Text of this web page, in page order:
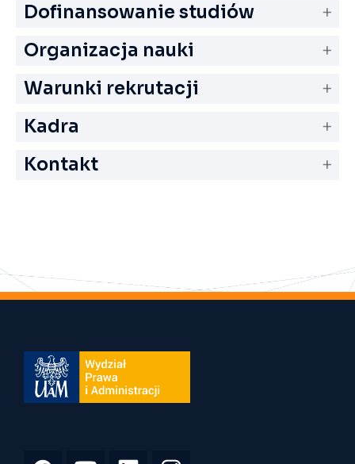
Dofinansowanie studiów
Organizacja nauki
Warunki rekrutacji
Kadra
Kontakt